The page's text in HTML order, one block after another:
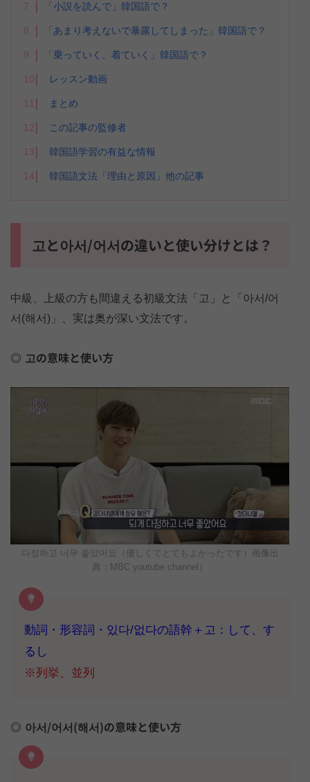
7 「小説を読んで」韓国語で？
8 「あまり考えないで暴露してしまった」韓国語で？
9 「乗っていく、着ていく」韓国語で？
10 レッスン動画
11 まとめ
12 この記事の監修者
13 韓国語学習の有益な情報
14 韓国語文法「理由と原因」他の記事
고と아서/어서の違いと使い分けとは？
中級、上級の方も間違える初級文法「고」と「아서/어
서(해서)」、実は奥が深い文法です。
고の意味と使い方
다정하고 너무 좋았어요（優しくてとてもよかったです）画像出
典：MBC youtube channel）
動詞・形容詞・있다/없다の語幹＋고：して、す
るし
※列挙、並列
아서/어서(해서)の意味と使い方